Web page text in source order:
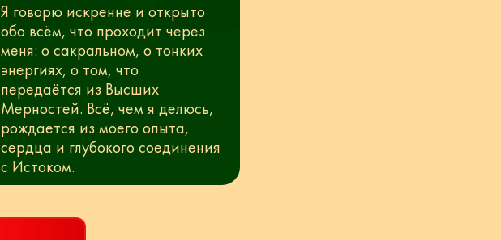
Я говорю искренне и открыто
обо всём, что проходит через
меня: о сакральном, о тонких
энергиях, о том, что
передаётся из Высших
Мерностей. Всё, чем я делюсь,
рождается из моего опыта,
сердца и глубокого соединения
с Истоком.